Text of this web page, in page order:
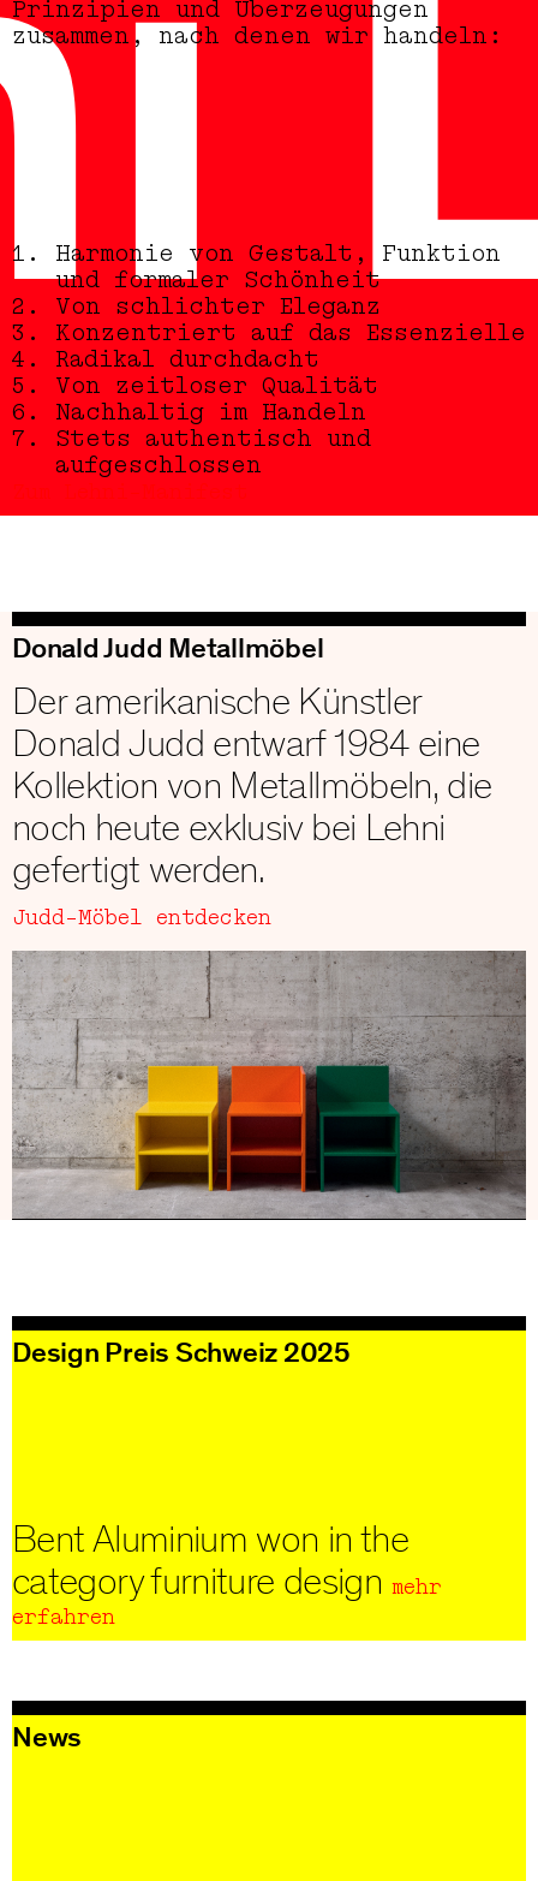
Prinzipien und Überzeugungen
zusammen, nach denen wir handeln:
Harmonie von Gestalt, Funktion
und formaler Schönheit
Von schlichter Eleganz
Konzentriert auf das Essenzielle
Radikal durchdacht
Von zeitloser Qualität
Nachhaltig im Handeln
Stets authentisch und
aufgeschlossen
Donald Judd Metallmöbel
Der amerikanische Künstler
Donald Judd entwarf 1984 eine
Kollektion von Metallmöbeln, die
noch heute exklusiv bei Lehni
gefertigt werden.
Judd-Möbel entdecken
Design Preis Schweiz 2025
Bent Aluminium won in the
category furniture design mehr
erfahren
News